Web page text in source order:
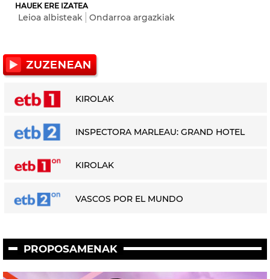
HAUEK ERE IZATEA
Leioa albisteak Ondarroa argazkiak
KIROLAK
INSPECTORA MARLEAU: GRAND HOTEL
KIROLAK
VASCOS POR EL MUNDO
PROPOSAMENAK